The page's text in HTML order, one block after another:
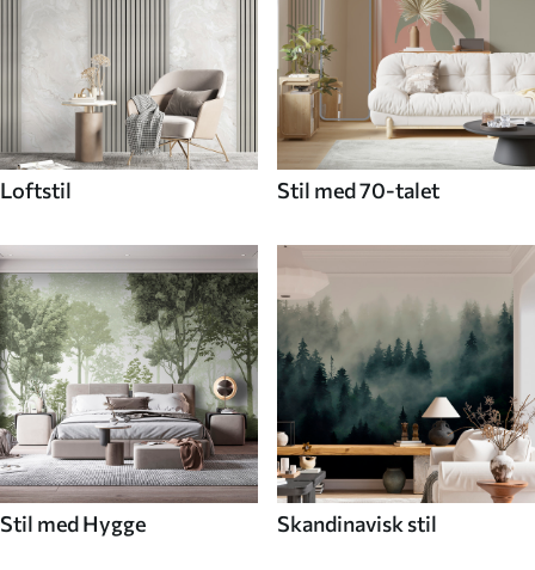
Loftstil Stil med 70-talet
Stil med Hygge Skandinavisk stil